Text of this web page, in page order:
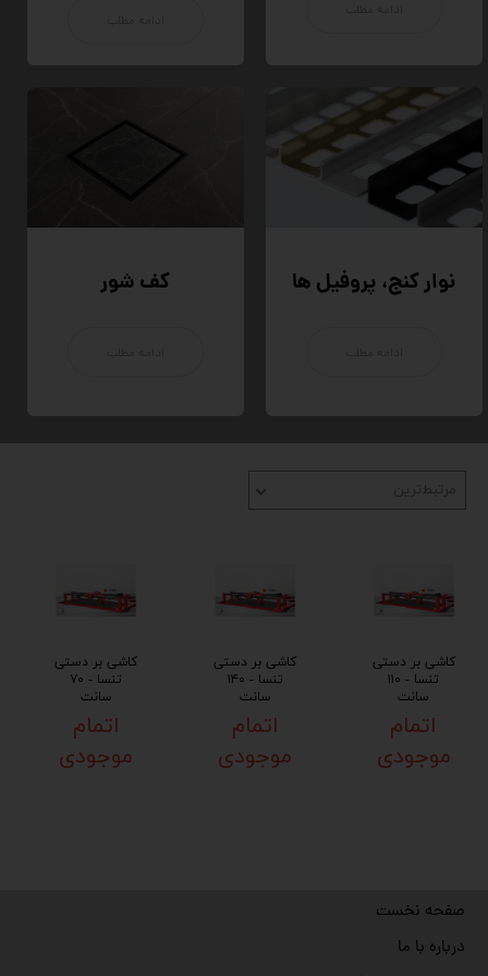
نوار کنج، پروفیل ها کف شور
مرتبط‌ترین
کاشی بر دستی
تنسا - ۱۱۰
سانت
اتمام
موجودی
کاشی بر دستی
تنسا - ۱۴۰
سانت
اتمام
موجودی
کاشی بر دستی
تنسا - ۷۰
سانت
اتمام
موجودی
صفحه نخست
درباره با ما